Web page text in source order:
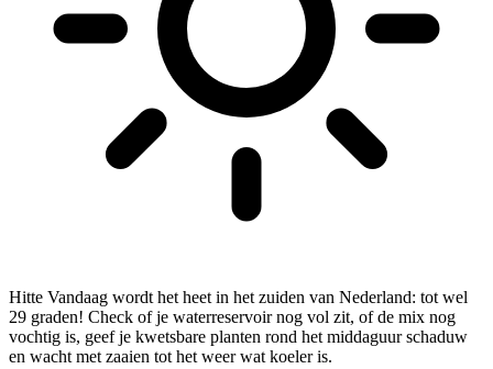
Hitte Vandaag wordt het heet in het zuiden van Nederland: tot wel
29 graden! Check of je waterreservoir nog vol zit, of de mix nog
vochtig is, geef je kwetsbare planten rond het middaguur schaduw
en wacht met zaaien tot het weer wat koeler is.